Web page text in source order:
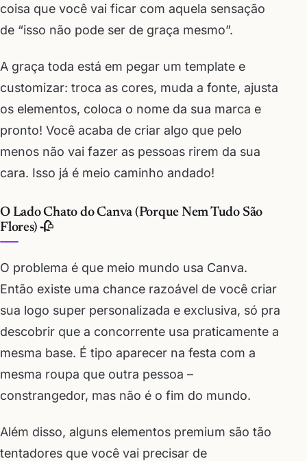
coisa que você vai ficar com aquela sensação
de “isso não pode ser de graça mesmo”.
A graça toda está em pegar um template e
customizar: troca as cores, muda a fonte, ajusta
os elementos, coloca o nome da sua marca e
pronto! Você acaba de criar algo que pelo
menos não vai fazer as pessoas rirem da sua
cara. Isso já é meio caminho andado!
O Lado Chato do Canva (Porque Nem Tudo São
Flores) 🥀
O problema é que meio mundo usa Canva.
Então existe uma chance razoável de você criar
sua logo super personalizada e exclusiva, só pra
descobrir que a concorrente usa praticamente a
mesma base. É tipo aparecer na festa com a
mesma roupa que outra pessoa –
constrangedor, mas não é o fim do mundo.
Além disso, alguns elementos premium são tão
tentadores que você vai precisar de